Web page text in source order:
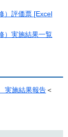
）評価票 [Excel
）実施結果一覧
実施結果報告＜